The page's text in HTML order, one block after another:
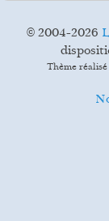
© 2004-2026
Thème